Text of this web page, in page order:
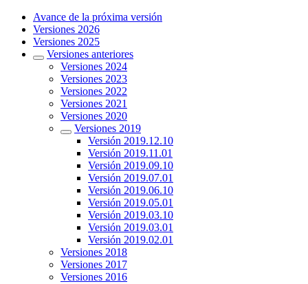
Avance de la próxima versión
Versiones 2026
Versiones 2025
Versiones anteriores
Versiones 2024
Versiones 2023
Versiones 2022
Versiones 2021
Versiones 2020
Versiones 2019
Versión 2019.12.10
Versión 2019.11.01
Versión 2019.09.10
Versión 2019.07.01
Versión 2019.06.10
Versión 2019.05.01
Versión 2019.03.10
Versión 2019.03.01
Versión 2019.02.01
Versiones 2018
Versiones 2017
Versiones 2016